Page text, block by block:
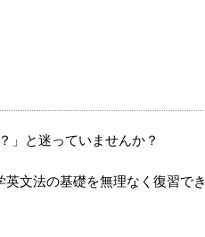
」と迷っていませんか？
文法の基礎を無理なく復習でき